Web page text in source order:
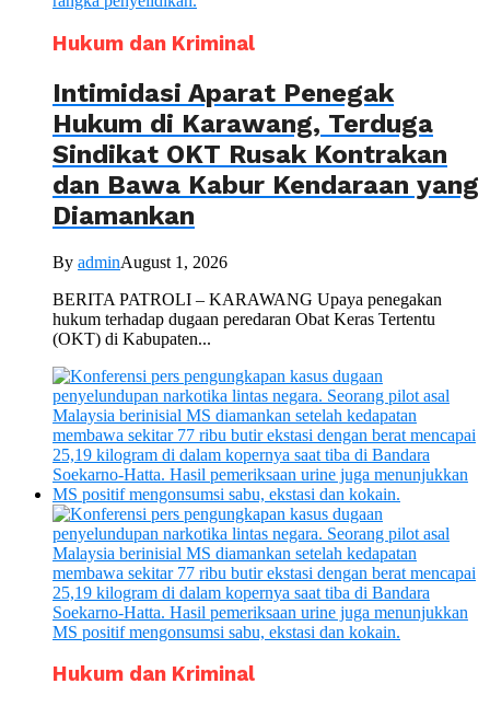
Hukum dan Kriminal
Intimidasi Aparat Penegak
Hukum di Karawang, Terduga
Sindikat OKT Rusak Kontrakan
dan Bawa Kabur Kendaraan yang
Diamankan
By adminAugust 1, 2026
BERITA PATROLI – KARAWANG Upaya penegakan
hukum terhadap dugaan peredaran Obat Keras Tertentu
(OKT) di Kabupaten...
Hukum dan Kriminal